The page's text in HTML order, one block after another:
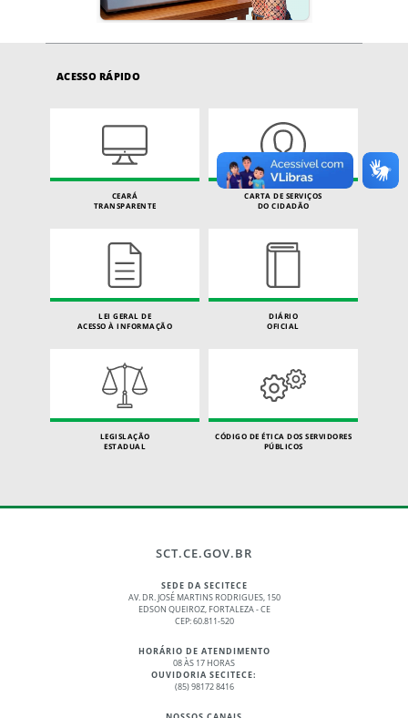
ACESSO RÁPIDO
CEARÁ
TRANSPARENTE
CARTA DE SERVIÇOS
DO CIDADÃO
LEI GERAL DE
ACESSO À INFORMAÇÃO
DIÁRIO
OFICIAL
LEGISLAÇÃO
ESTADUAL
CÓDIGO DE ÉTICA DOS SERVIDORES
PÚBLICOS
SCT.CE.GOV.BR
SEDE DA SECITECE
AV. DR. JOSÉ MARTINS RODRIGUES, 150
EDSON QUEIROZ, FORTALEZA - CE
CEP: 60.811-520
HORÁRIO DE ATENDIMENTO
08 ÀS 17 HORAS
OUVIDORIA SECITECE:
(85) 98172 8416